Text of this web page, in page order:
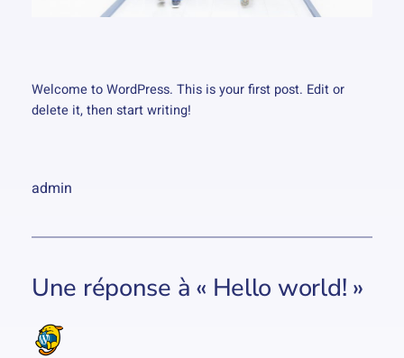
Welcome to WordPress. This is your first post. Edit or
delete it, then start writing!
admin
Une réponse à « Hello world! »